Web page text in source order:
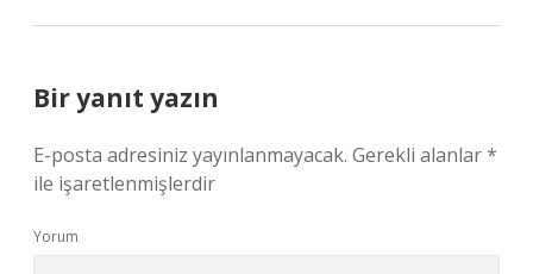
Bir yanıt yazın
E-posta adresiniz yayınlanmayacak. Gerekli alanlar*
ile işaretlenmişlerdir
Yorum